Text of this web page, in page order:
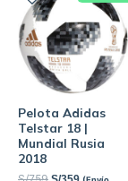
Pelota Adidas
Telstar 18 |
Mundial Rusia
2018